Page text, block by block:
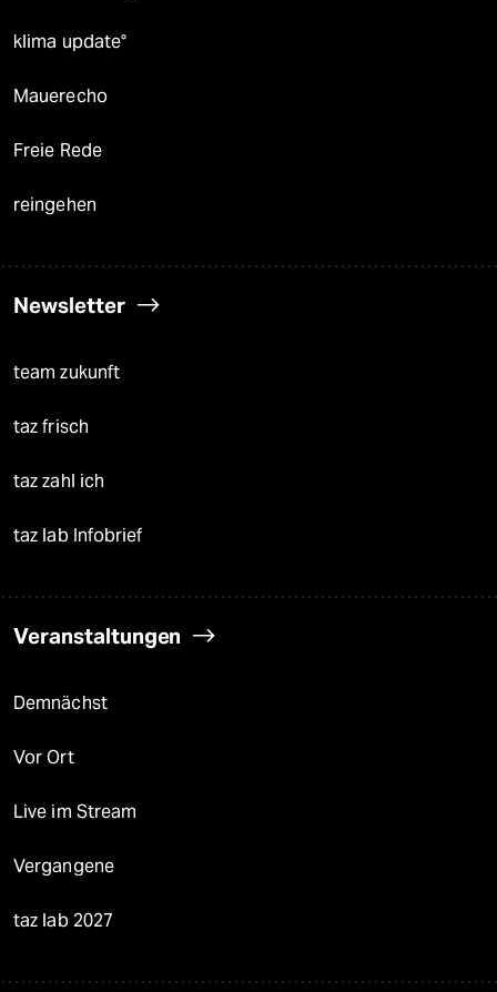
klima update°
Mauerecho
Freie Rede
reingehen
Newsletter
team zukunft
taz frisch
taz zahl ich
taz lab Infobrief
Veranstaltungen
Demnächst
Vor Ort
Live im Stream
Vergangene
taz lab 2027